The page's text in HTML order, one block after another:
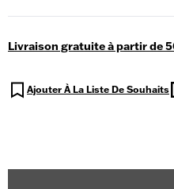
Livraison gratuite à partir de
Ajouter À La Liste De Souhaits